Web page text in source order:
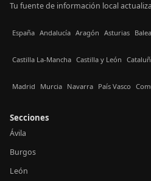
Tu fuente de información local
España Andalucía Aragón Asturias
Castilla La-Mancha Castilla y León
Madrid Murcia Navarra País Vasco
Secciones
Ávila
Burgos
León